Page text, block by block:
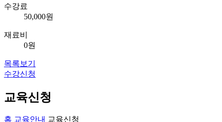
수강료
50,000원
재료비
0원
목록보기
수강신청
교육신청
홈 교육안내 교육신청